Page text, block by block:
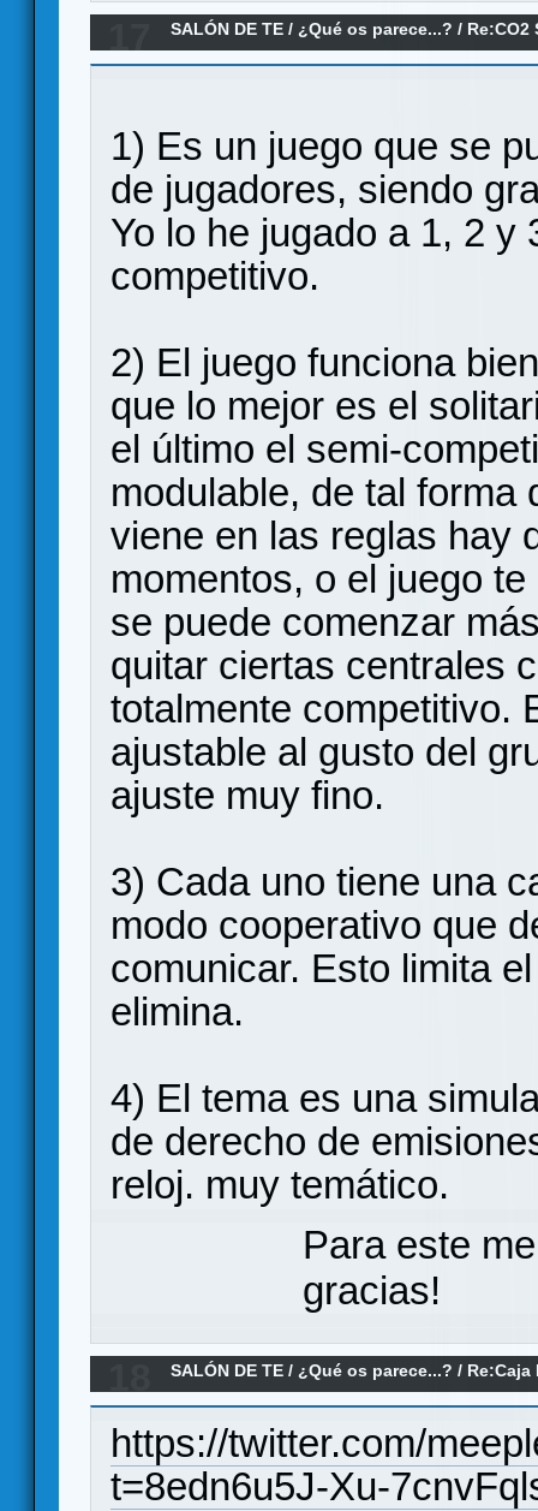
SALÓN DE TE /¿Qué os parece...? /
¿qué os parece?
1) Es un juego que se
de jugadores, siendo
Yo lo he jugado a 1, 2 y
competitivo.
2) El juego funciona
que lo mejor es el
el último el semi-
modulable, de tal forma
viene en las reglas hay
momentos, o el juego
se puede comenzar
quitar ciertas centrales
totalmente competitivo.
ajustable al gusto del
ajuste muy fino.
3) Cada uno tiene una
modo cooperativo que
comunicar. Esto limita
elimina.
4) El tema es una
de derecho de
reloj. muy temático.
Para este
gracias!
SALÓN DE TE / ¿Qué os parece...? /
https://twitter.com/
t=8edn6u5J-Xu-